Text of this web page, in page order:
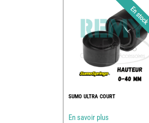
SUMO ULTRA COURT
En savoir plus